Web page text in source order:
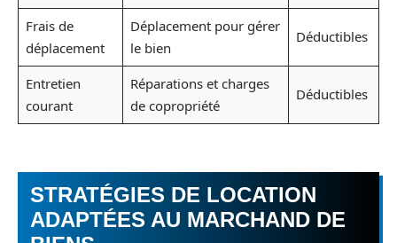
Frais de
déplacement
Déplacement pour gérer
le bien
Déductibles
Entretien
courant
Réparations et charges
de copropriété
Déductibles
STRATÉGIES DE LOCATION
ADAPTÉES AU MARCHAND DE